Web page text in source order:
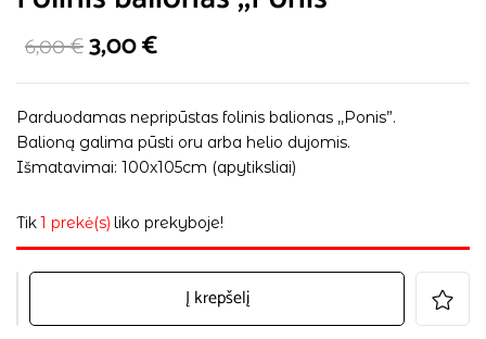
6,00€3,00€
Parduodamas nepripūstas folinis balionas ,,Ponis”.
Balioną galima pūsti oru arba helio dujomis.
Išmatavimai: 100x105cm (apytiksliai)
Tik1 prekė(s) liko prekyboje!
Į krepšelį